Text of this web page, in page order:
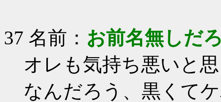
37 名前： お前名無しだ
オレも気持ち悪いと
なんだろう、黒くて